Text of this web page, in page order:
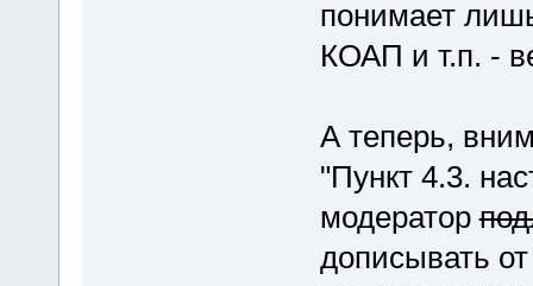
понимает
КОАП и т.п. -
А теперь,
"Пункт 4.3.
модератор
дописывать